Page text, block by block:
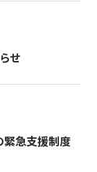
せ
緊急支援制度